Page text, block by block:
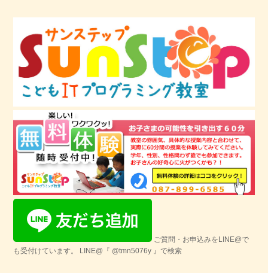
ご質問・お申込みをLINE@で
も受付けています。 LINE@『 @tmn5076y 』で検索